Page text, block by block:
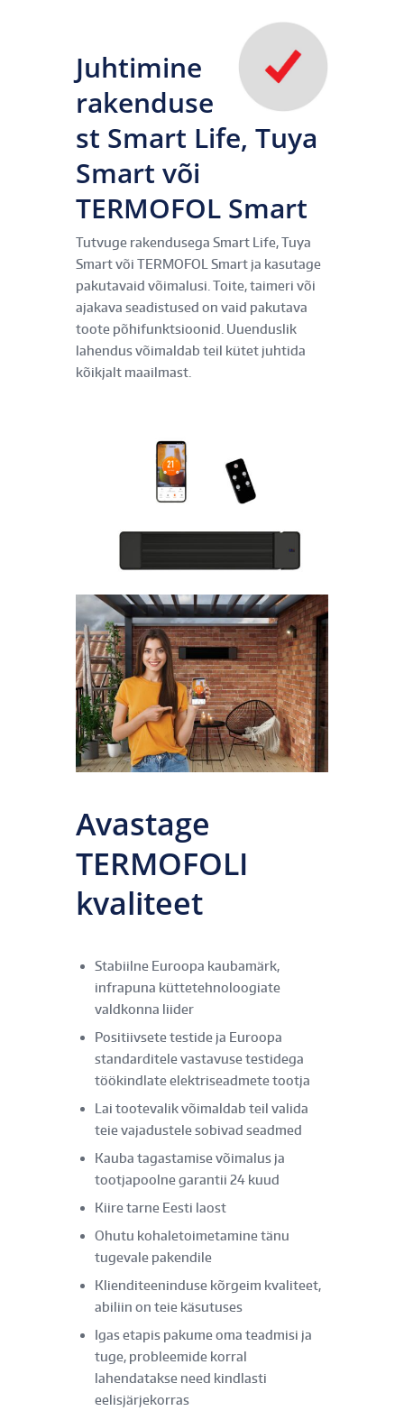
Juhtimine
rakenduse
st Smart Life, Tuya
Smart või
TERMOFOL Smart
Tutvuge rakendusega Smart Life, Tuya
Smart või TERMOFOL Smart ja kasutage
pakutavaid võimalusi. Toite, taimeri või
ajakava seadistused on vaid pakutava
toote põhifunktsioonid. Uuenduslik
lahendus võimaldab teil kütet juhtida
kõikjalt maailmast.
Avastage
TERMOFOLI
kvaliteet
Stabiilne Euroopa kaubamärk,
infrapuna küttetehnoloogiate
valdkonna liider
Positiivsete testide ja Euroopa
standarditele vastavuse testidega
töökindlate elektriseadmete tootja
Lai tootevalik võimaldab teil valida
teie vajadustele sobivad seadmed
Kauba tagastamise võimalus ja
tootjapoolne garantii 24 kuud
Kiire tarne Eesti laost
Ohutu kohaletoimetamine tänu
tugevale pakendile
Klienditeeninduse kõrgeim kvaliteet,
abiliin on teie käsutuses
Igas etapis pakume oma teadmisi ja
tuge, probleemide korral
lahendatakse need kindlasti
eelisjärjekorras